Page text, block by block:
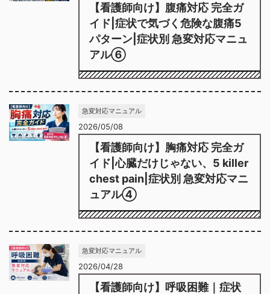
【看護師向け】腹痛対応 完全ガ
イド|症状で気づく危険な腹痛5
パターン|症状別 急変対応マニュ
アル⑥
急変対応マニュアル
2026/05/08
【看護師向け】胸痛対応 完全ガ
イド|心臓だけじゃない、5 killer
chest pain|症状別 急変対応マニ
ュアル④
急変対応マニュアル
2026/04/28
【看護師向け】呼吸困難｜症状